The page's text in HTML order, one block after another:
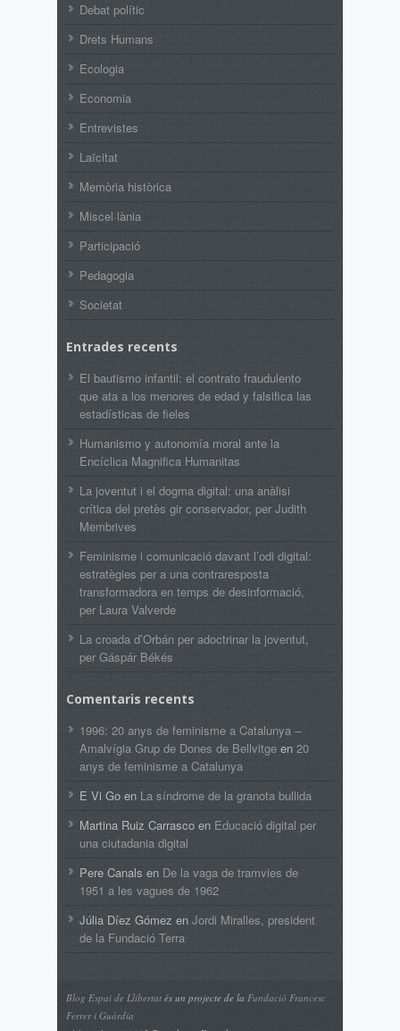
Debat polític
Drets Humans
Ecologia
Economia
Entrevistes
Laïcitat
Memòria històrica
Miscel·lània
Participació
Pedagogia
Societat
Entrades recents
El bautismo infantil: el contrato fraudulento
que ata a los menores de edad y falsifica las
estadísticas de fieles
Humanismo y autonomía moral ante la
Encíclica Magnifica Humanitas
La joventut i el dogma digital: una anàlisi
crítica del pretès gir conservador, per Judith
Membrives
Feminisme i comunicació davant l’odi digital:
estratègies per a una contraresposta
transformadora en temps de desinformació,
per Laura Valverde
La croada d’Orbán per adoctrinar la joventut,
per Gáspár Békés
Comentaris recents
1996: 20 anys de feminisme a Catalunya –
Amalvígia Grup de Dones de Bellvitge en 20
anys de feminisme a Catalunya
E Vi Go en La síndrome de la granota bullida
Martina Ruiz Carrasco en Educació digital per
una ciutadania digital
Pere Canals en De la vaga de tramvies de
1951 a les vagues de 1962
Júlia Díez Gómez en Jordi Miralles, president
de la Fundació Terra
Blog Espai de Llibertat és un projecte de la Fundació Francesc
Ferrer i Guàrdia